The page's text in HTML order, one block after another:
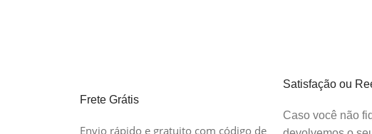
Frete Grátis
Envio rápido e gratuito com código de
Satisfação ou
Caso você não